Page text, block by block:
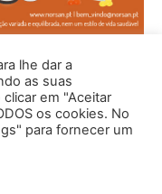
lhe dar a
as suas
em "Aceitar
os cookies. No
para fornecer um